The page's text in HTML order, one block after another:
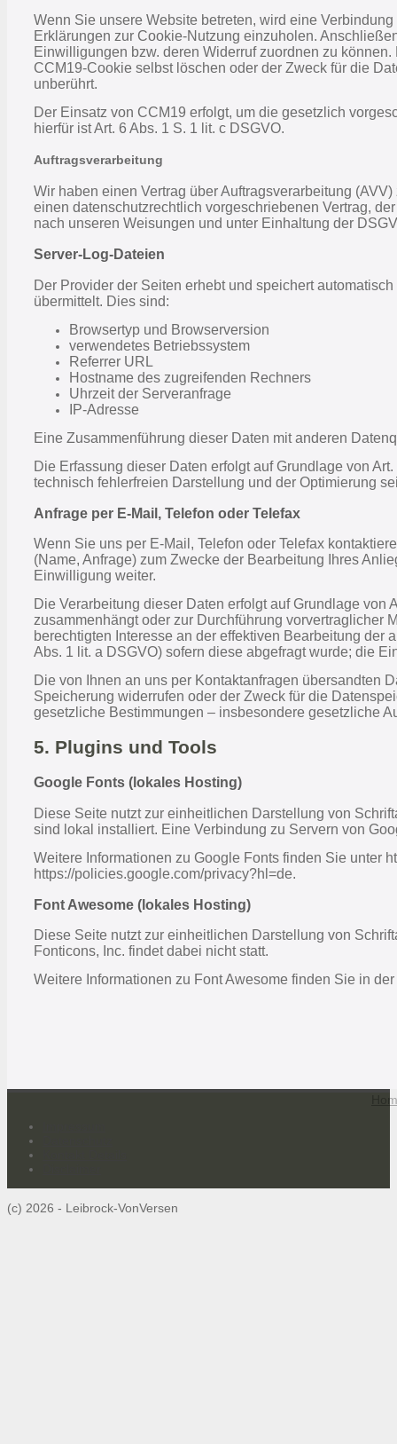
Wenn Sie unsere Website betreten, wird eine
Erklärungen zur Cookie-Nutzung einzuholen.
Einwilligungen bzw. deren Widerruf zuordnen zu
CCM19-Cookie selbst löschen oder der Zweck für die
unberührt.
Der Einsatz von CCM19 erfolgt, um die gesetzlich
hierfür ist Art. 6 Abs. 1 S. 1 lit. c DSGVO.
Auftragsverarbeitung
Wir haben einen Vertrag über Auftragsverarbeitung
einen datenschutzrechtlich vorgeschriebenen Vertrag,
nach unseren Weisungen und unter Einhaltung der
Server-Log-Dateien
Der Provider der Seiten erhebt und speichert
übermittelt. Dies sind:
Browsertyp und Browserversion
verwendetes Betriebssystem
Referrer URL
Hostname des zugreifenden Rechners
Uhrzeit der Serveranfrage
IP-Adresse
Eine Zusammenführung dieser Daten mit anderen
Die Erfassung dieser Daten erfolgt auf Grundlage von
technisch fehlerfreien Darstellung und der Optimierung
Anfrage per E-Mail, Telefon oder Telefax
Wenn Sie uns per E-Mail, Telefon oder Telefax
(Name, Anfrage) zum Zwecke der Bearbeitung Ihres
Einwilligung weiter.
Die Verarbeitung dieser Daten erfolgt auf Grundlage von
zusammenhängt oder zur Durchführung vorvertraglicher
berechtigten Interesse an der effektiven Bearbeitung der
Abs. 1 lit. a DSGVO) sofern diese abgefragt wurde; die
Die von Ihnen an uns per Kontaktanfragen übersandten
Speicherung widerrufen oder der Zweck für die
gesetzliche Bestimmungen – insbesondere gesetzliche
5. Plugins und Tools
Google Fonts (lokales Hosting)
Diese Seite nutzt zur einheitlichen Darstellung von
sind lokal installiert. Eine Verbindung zu Servern von
Weitere Informationen zu Google Fonts finden Sie unter
https://policies.google.com/privacy?hl=de.
Font Awesome (lokales Hosting)
Diese Seite nutzt zur einheitlichen Darstellung von
Fonticons, Inc. findet dabei nicht statt.
Weitere Informationen zu Font Awesome finden Sie in
(c) 2026 - Leibrock-VonVersen